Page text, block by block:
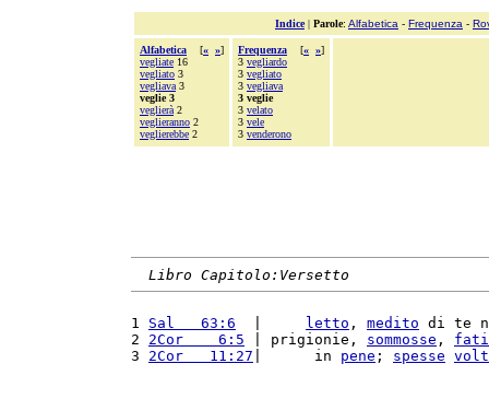
Indice| Parole: Alfabetica - Frequenza -
Alfabetica [« »]
vegliate 16
vegliato 3
vegliava 3
veglie 3
veglierà 2
veglieranno 2
veglierebbe 2
Frequenza [« »]
3 vegliardo
3 vegliato
3 vegliava
3 veglie
3 velato
3 vele
3 venderono
Libro Capitolo:Versetto
1 Sal   63:6 letto , medito di te
2 2Cor    6:5 | prigionie, sommosse ,
3 2Cor   11:27 |      in pene ; spesse